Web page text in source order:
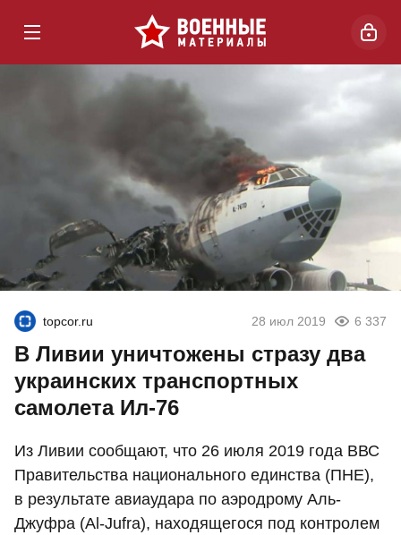
topcor.ru 28 июл 2019 6 337
В Ливии уничтожены стразу два
украинских транспортных
самолета Ил-76
Из Ливии сообщают, что 26 июля 2019 года ВВС
Правительства национального единства (ПНЕ),
в результате авиаудара по аэродрому Аль-
Джуфра (Al-Jufra), находящегося под контролем